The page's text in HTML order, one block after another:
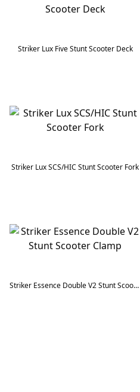
Striker Lux Five Stunt Scooter Deck
Striker Lux SCS/HIC Stunt Scooter Fork
Striker Essence Double V2 Stunt Scooter Clamp